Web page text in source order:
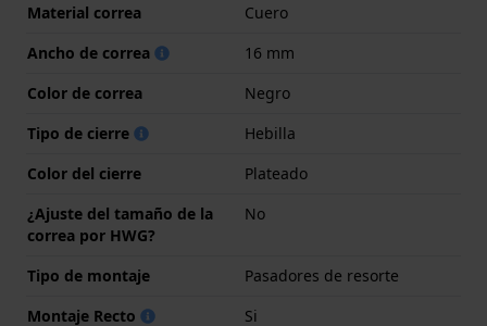
Material correa
Cuero
Ancho de correa
16 mm
Color de correa
Negro
Tipo de cierre
Hebilla
Color del cierre
Plateado
¿Ajuste del tamaño de la
correa por HWG?
No
Tipo de montaje
Pasadores de resorte
Montaje Recto
Si